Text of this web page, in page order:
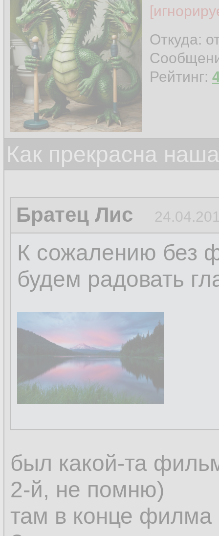
Откуда:
Рейтинг:
Как прекрасна
Братец Лис
К сожалению без
будем радовать
был какой-та
2-й, не помню)
там в конце филма